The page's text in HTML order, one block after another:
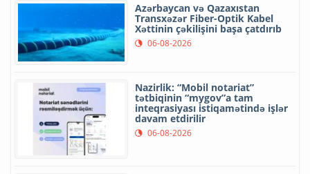
Azərbaycan və Qazaxıstan
Transxəzər Fiber-Optik Kabel
Xəttinin çəkilişini başa çatdırıb
06-08-2026
Nazirlik: “Mobil notariat”
tətbiqinin “mygov”a tam
inteqrasiyası istiqamətində işlər
davam etdirilir
06-08-2026